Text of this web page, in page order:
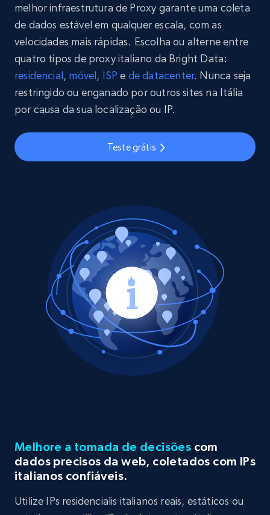
melhor infraestrutura de Proxy garante uma coleta
de dados estável em qualquer escala, com as
velocidades mais rápidas. Escolha ou alterne entre
quatro tipos de proxy italiano da Bright Data:
residencial, móvel, ISP e de datacenter. Nunca seja
restringido ou enganado por outros sites na Itália
por causa da sua localização ou IP.
Teste grátis
Melhore a tomada de decisões com
dados precisos da web, coletados com IPs
italianos confiáveis.
Utilize IPs residencialis italianos reais, estáticos ou